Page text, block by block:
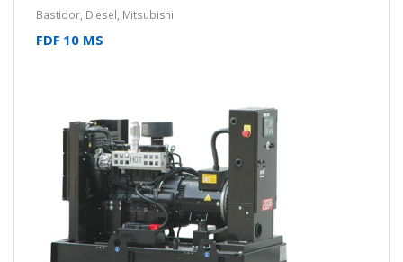
Bastidor, Diesel, Mitsubishi
FDF 10 MS